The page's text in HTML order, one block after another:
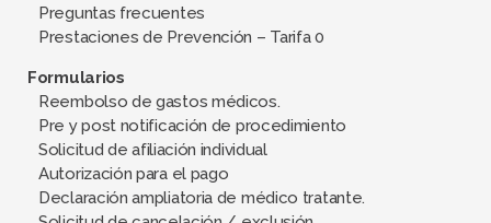
Preguntas frecuentes
Prestaciones de Prevención – Tarifa 0
Formularios
Reembolso de gastos médicos.
Pre y post notificación de procedimiento
Solicitud de afiliación individual
Autorización para el pago
Declaración ampliatoria de médico tratante.